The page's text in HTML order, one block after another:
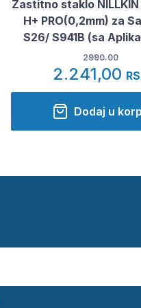
Zastitno staklo
H+ PRO(0,2mm) za
S26/ S941B (sa
2990.00
2.241,00
Dodaj u